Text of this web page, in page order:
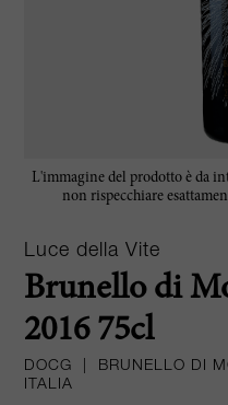
L'immagine del prodotto è da
non rispecchiare
Luce della Vite
Brunello di
2016 75cl
DOCG BRUNELLO DI
ITALIA